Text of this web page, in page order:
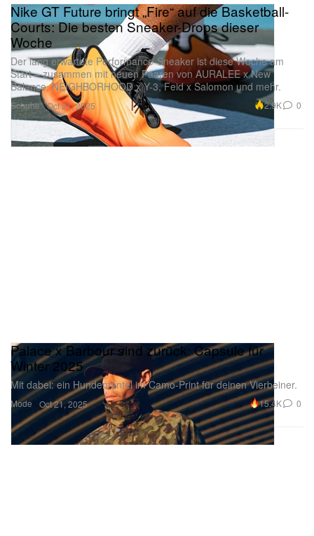
Schuhe
Nike GT Future bringt „Fire“ auf die Basketball-
Courts: Die besten Sneaker-Drops dieser
Woche
Der lang erwartete Performance-Sneaker ist diese Woche am
Start – zusammen mit neuen Paaren von AURALEE x New
Balance, NEIGHBORHOOD x Y-3, Feid x Salomon und mehr.
Oct 21, 2025 2.9K 0
Mode
Palace x Barbour sind zurück: Capsule für
Winter 2025
Mit dabei: ein Hundemantel im Camo-Print für deinen Vierbeiner.
Oct 21, 2025 15.4K 0